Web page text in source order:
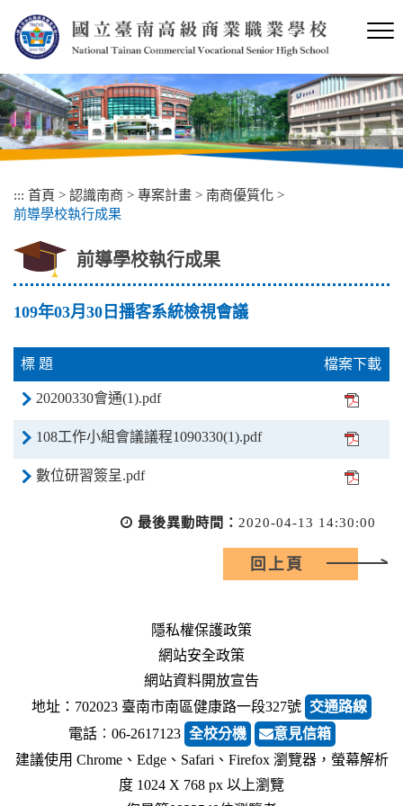
內
容
區
塊
::: 首頁 > 認識南商 > 專案計畫 > 南商優質化 >
前導學校執行成果
前導學校執行成果
109年03月30日播客系統檢視會議
標 題 檔案下載
20200330會通(1).pdf
108工作小組會議議程1090330(1).pdf
數位研習簽呈.pdf
最後異動時間： 2020-04-13 14:30:00
回上頁
隱私權保護政策
網站安全政策
網站資料開放宣告
地址：702023 臺南市南區健康路一段327號 交通路線
電話︰06-2617123 全校分機
意見信箱
建議使用 Chrome、Edge、Safari、Firefox 瀏覽器，螢幕解析
度 1024 X 768 px 以上瀏覽